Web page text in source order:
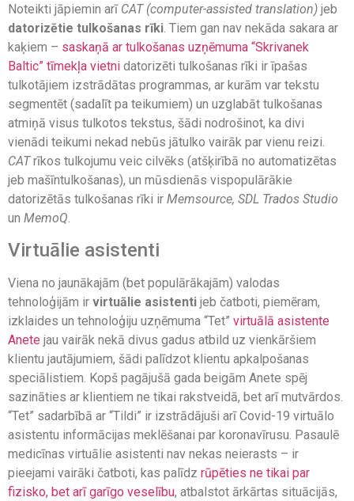
Noteikti jāpiemin arī CAT (computer-assisted translation) jeb
datorizētie tulkošanas rīki . Tiem gan nav nekāda sakara ar
kaķiem – saskaņā ar tulkošanas uzņēmuma “Skrivanek
Baltic” tīmekļa vietni datorizēti tulkošanas rīki ir īpašas
tulkotājiem izstrādātas programmas, ar kurām var tekstu
segmentēt (sadalīt pa teikumiem) un uzglabāt tulkošanas
atmiņā visus tulkotos tekstus, šādi nodrošinot, ka divi
vienādi teikumi nekad nebūs jātulko vairāk par vienu reizi.
CATrīkos tulkojumu veic cilvēks (atšķirībā no automatizētas
jeb mašīntulkošanas), un mūsdienās vispopulārākie
datorizētās tulkošanas rīki ir Memsource, SDL Trados Studio
un MemoQ
Virtuālie asistenti
Viena no jaunākajām (bet populārākajām) valodas
tehnoloģijām ir virtuālie asistenti jeb čatboti, piemēram,
izklaides un tehnoloģiju uzņēmuma “Tet” virtuālā asistente
Anete jau vairāk nekā divus gadus atbild uz vienkāršiem
klientu jautājumiem, šādi palīdzot klientu apkalpošanas
speciālistiem. Kopš pagājušā gada beigām Anete spēj
sazināties ar klientiem ne tikai rakstveidā, bet arī mutvārdos.
“Tet” sadarbībā ar “Tildi” ir izstrādājuši arī Covid-19 virtuālo
asistentu informācijas meklēšanai par koronavīrusu. Pasaulē
medicīnas virtuālie asistenti nav nekas neierasts – ir
pieejami vairāki čatboti, kas palīdz rūpēties ne tikai par
fizisko, bet arī garīgo veselību, atbalstot ārkārtas situācijās,